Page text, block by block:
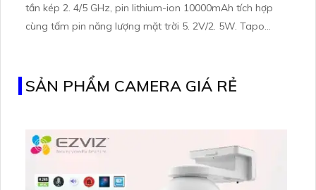
tần kép 2. 4/5 GHz, pin lithium-ion 10000mAh tích hợp
cùng tấm pin năng lượng mặt trời 5. 2V/2. 5W. Tapo
SẢN PHẨM CAMERA GIÁ RẺ